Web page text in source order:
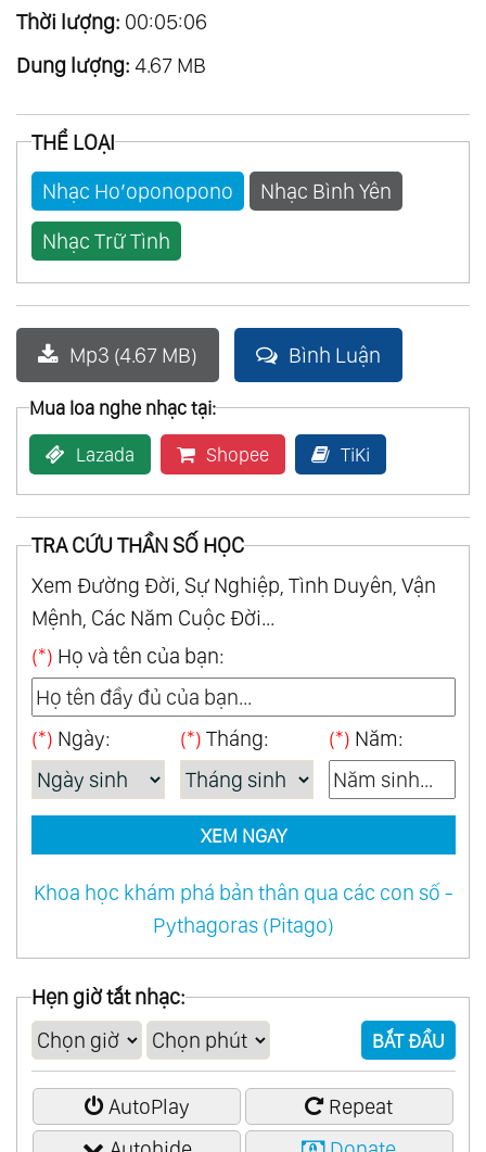
Thời lượng: 00:05:06
Dung lượng: 4.67 MB
THỂ LOẠI
Nhạc Ho’oponopono
Nhạc Bình Yên
Nhạc Trữ Tình
Mp3 (4.67 MB) Bình Luận
Mua loa nghe nhạc tại:
Lazada Shopee TiKi
TRA CỨU THẦN SỐ HỌC
Xem Đường Đời, Sự Nghiệp, Tình Duyên, Vận
Mệnh, Các Năm Cuộc Đời...
(*) Họ và tên của bạn:
(*) Ngày: (*) Tháng: (*) Năm:
XEM NGAY
Khoa học khám phá bản thân qua các con số -
Pythagoras (Pitago)
Hẹn giờ tắt nhạc:
BẮT ĐẦU
AutoPlay
Repeat